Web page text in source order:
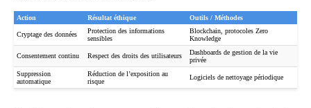
Action Résultat éthique Outils / Méthodes
Cryptage des données
Protection des informations
sensibles
Blockchain, protocoles Zero
Knowledge
Consentement continu Respect des droits des utilisateurs
Dashboards de gestion de la vie
privée
Suppression
automatique
Réduction de l’exposition au
risque
Logiciels de nettoyage périodique